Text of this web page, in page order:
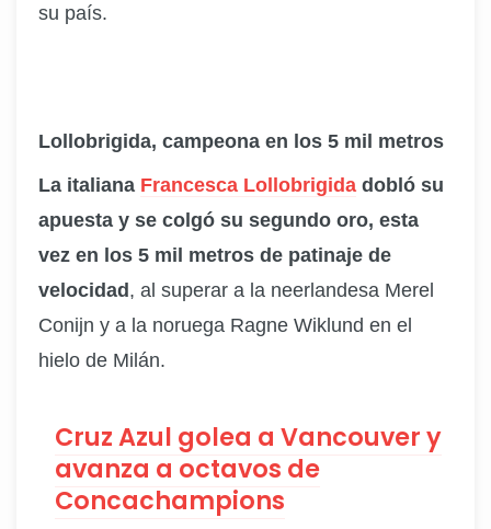
su país.
Lollobrigida, campeona en los 5 mil metros
La italiana Francesca Lollobrigida dobló su
apuesta y se colgó su segundo oro, esta
vez en los 5 mil metros de patinaje de
velocidad, al superar a la neerlandesa Merel
Conijn y a la noruega Ragne Wiklund en el
hielo de Milán.
Cruz Azul golea a Vancouver y
avanza a octavos de
Concachampions